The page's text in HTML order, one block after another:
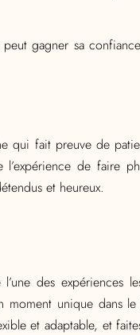
gagner sa
qui fait preuve de
de faire
et heureux.
des expériences
unique dans
et adaptable, et